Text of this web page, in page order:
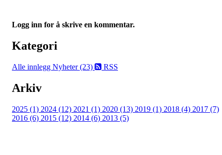
Logg inn for å skrive en kommentar.
Kategori
Alle innlegg Nyheter (23) RSS
Arkiv
2025 (1) 2024 (12) 2021 (1) 2020 (13) 2019 (1) 2018 (4) 2017 (7)
2016 (6) 2015 (12) 2014 (6) 2013 (5)